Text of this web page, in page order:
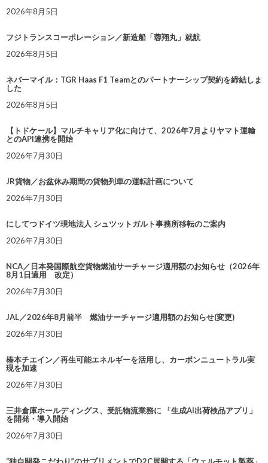
2026年8月5日
フジトランスコーポレーション／新造船「蓉翔丸」就航
2026年8月5日
ネバーマイル：TGR Haas F1 Teamとのパートナーシップ契約を締結しま
した
2026年8月5日
【トドケール】マルチキャリア化に向けて、2026年7月よりヤマト運輸
とのAPI連携を開始
2026年7月30日
JR貨物／お盆休み期間の貨物列車の運転計画について
2026年7月30日
にしてつドイツ現地法人 シュツットガルト事務所移転のご案内
2026年7月30日
NCA／日本発国際航空貨物燃油サーチャージ適用額のお知らせ（2026年
8月1日適用 改定）
2026年7月30日
JAL／2026年8月前半 燃油サーチャージ適用額のお知らせ(変更)
2026年7月30日
椿本チエイン／再生可能エネルギーを活用し、カーボンニュートラル実
現を加速
2026年7月30日
三井倉庫ホールディングス、受託物流業務に 「生成AI出荷検品アプリ」
を開発・導入開始
2026年7月30日